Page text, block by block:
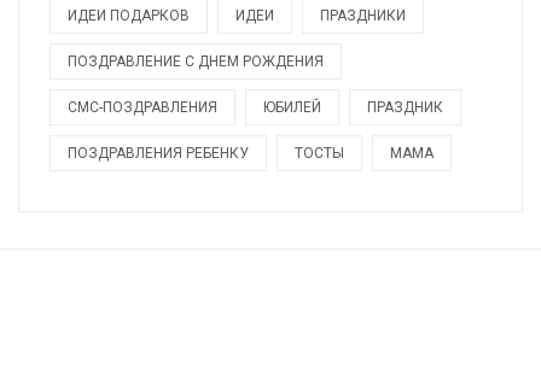
ИДЕИ ПОДАРКОВ ИДЕИ ПРАЗДНИКИ
ПОЗДРАВЛЕНИЕ С ДНЕМ РОЖДЕНИЯ
СМС-ПОЗДРАВЛЕНИЯ ЮБИЛЕЙ ПРАЗДНИК
ПОЗДРАВЛЕНИЯ РЕБЕНКУ ТОСТЫ МАМА